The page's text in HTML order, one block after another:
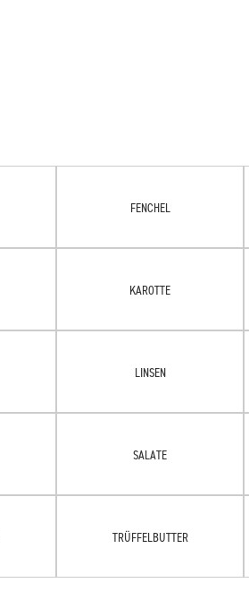
FENCHEL
KAROTTE
LINSEN
SALATE
TRÜFFELBUTTER